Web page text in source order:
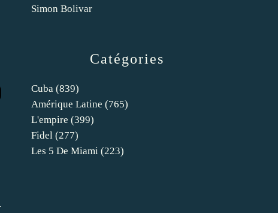
Catégories
Cuba (839)
Amérique Latine (765)
L'empire (399)
Fidel (277)
Les 5 De Miami (223)
Simon Bolivar